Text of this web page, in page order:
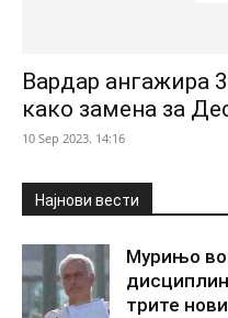
Вардар ангажира
како замена за
10 Sep 2023. 14:16
Најнови вести
Мурињо
трите